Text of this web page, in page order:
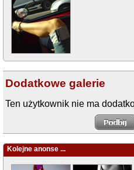
Dodatkowe galerie
Ten użytkownik nie ma
Kolejne anonse ...